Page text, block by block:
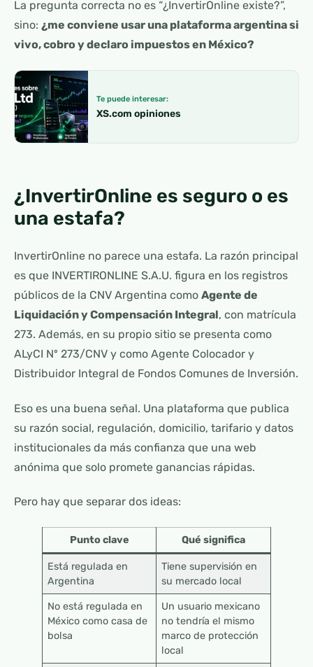
La pregunta correcta no es “¿InvertirOnline existe?”,
sino: ¿me conviene usar una plataforma argentina si
vivo, cobro y declaro impuestos en México?
Te puede interesar:
XS.com opiniones
¿InvertirOnline es seguro o es
una estafa?
InvertirOnline no parece una estafa. La razón principal
es que INVERTIRONLINE S.A.U. figura en los registros
públicos de la CNV Argentina como Agente de
Liquidación y Compensación Integral, con matrícula
273. Además, en su propio sitio se presenta como
ALyCI Nº 273/CNV y como Agente Colocador y
Distribuidor Integral de Fondos Comunes de Inversión.
Eso es una buena señal. Una plataforma que publica
su razón social, regulación, domicilio, tarifario y datos
institucionales da más confianza que una web
anónima que solo promete ganancias rápidas.
Pero hay que separar dos ideas:
Punto clave Qué significa
Está regulada en
Argentina
Tiene supervisión en
su mercado local
No está regulada en
México como casa de
bolsa
Un usuario mexicano
no tendría el mismo
marco de protección
local